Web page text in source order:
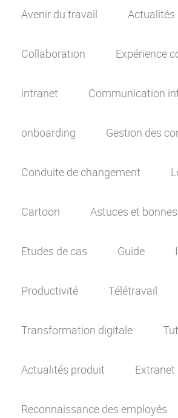
Avenir du travail Actualités
Collaboration Expérience
intranet Communication
onboarding Gestion des
Conduite de changement
Cartoon Astuces et
Etudes de cas Guide
Productivité Télétravail
Transformation digitale
Actualités produit Extranet
Reconnaissance des employés